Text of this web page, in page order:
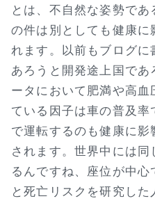
とは、不自然な姿勢で
の件は別としても健康に
れます。以前もブログ
あろうと開発途上国で
ータにおいて肥満や高血
ている因子は車の普及
で運転するのも健康に
されます。世界中には
るんですね、座位が中
と死亡リスクを研究した